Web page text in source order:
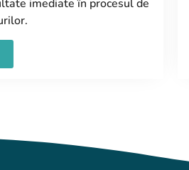
imediate în procesul de